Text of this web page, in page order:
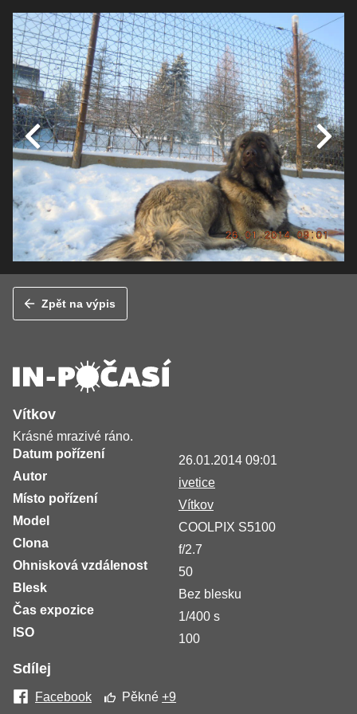
Zpět na výpis
Vítkov
Krásné mrazivé ráno.
Datum pořízení
26.01.2014 09:01
Autor
ivetice
Místo pořízení
Vítkov
Model
COOLPIX S5100
Clona
f/2.7
Ohnisková vzdálenost
50
Blesk
Bez blesku
Čas expozice
1/400 s
ISO
100
Sdílej
Facebook Pěkné+9